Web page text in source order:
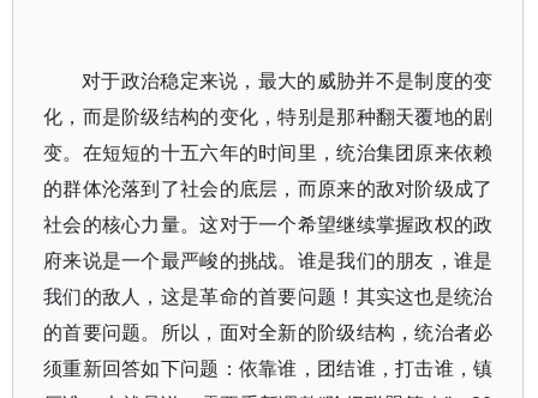
对于政治稳定来说，最大的威胁并不是制度的变
化，而是阶级结构的变化，特别是那种翻天覆地的剧
变。在短短的十五六年的时间里，统治集团原来依赖
的群体沦落到了社会的底层，而原来的敌对阶级成了
社会的核心力量。这对于一个希望继续掌握政权的政
府来说是一个最严峻的挑战。谁是我们的朋友，谁是
我们的敌人，这是革命的首要问题！其实这也是统治
的首要问题。所以，面对全新的阶级结构，统治者必
须重新回答如下问题：依靠谁，团结谁，打击谁，镇